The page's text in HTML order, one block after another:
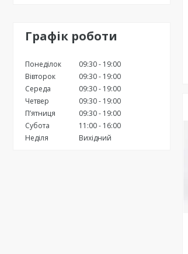
Графік роботи
Понеділок 09:30
19:00
Вівторок
09:30
19:00
Середа
09:30
19:00
Четвер
09:30
19:00
Пʼятниця
09:30
19:00
Субота
11:00
16:00
Неділя
Вихідний